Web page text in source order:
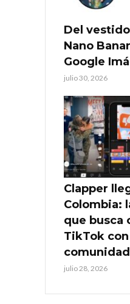
Del
Nano
Google
julio 30, 2026
Clapper
Colombia:
que busca
TikTok
julio 28, 2026